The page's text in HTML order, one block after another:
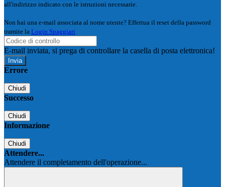
all'indirizzo indicato con le istruzioni necessarie.
Non hai una e-mail associata al nome utente? Effettua il reset della password
tramite la Login Spaggiari
E-mail inviata, si prega di controllare la casella di posta elettronica!
Errore
Chiudi
Successo
Chiudi
Informazione
Chiudi
Attendere...
Attendere il completamento dell'operazione...